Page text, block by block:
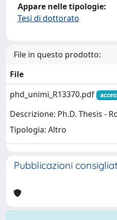
Appare nelle tipologie:
Tesi di dottorato
File in questo prodotto:
File
phd_unimi_R13370.pdf
Descrizione: Ph.D. Thesis -
Tipologia: Altro
Pubblicazioni